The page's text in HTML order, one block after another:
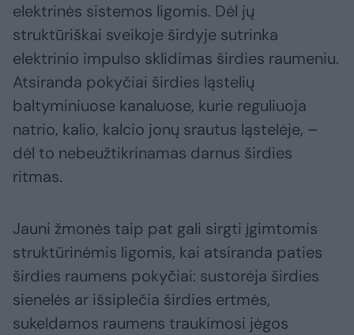
elektrinės sistemos ligomis. Dėl jų
struktūriškai sveikoje širdyje sutrinka
elektrinio impulso sklidimas širdies raumeniu.
Atsiranda pokyčiai širdies ląstelių
baltyminiuose kanaluose, kurie reguliuoja
natrio, kalio, kalcio jonų srautus ląstelėje, –
dėl to nebeužtikrinamas darnus širdies
ritmas.
Jauni žmonės taip pat gali sirgti įgimtomis
struktūrinėmis ligomis, kai atsiranda paties
širdies raumens pokyčiai: sustorėja širdies
sienelės ar išsiplečia širdies ertmės,
sukeldamos raumens traukimosi jėgos